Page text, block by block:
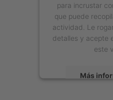
para incrustar
que puede
actividad. Le
detalles y acepte
este
Más